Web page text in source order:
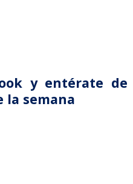
y entérate de
la semana